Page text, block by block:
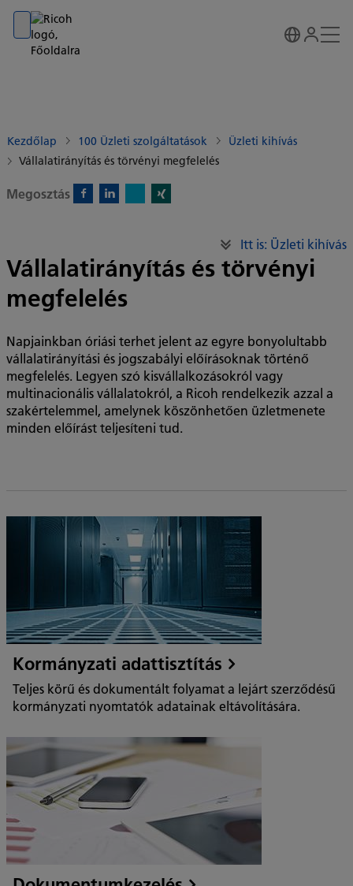
Go to banner
Go to content
Go to footer
Kezdőlap 100 Üzleti szolgáltatások
Üzleti kihívás
Vállalatirányítás és törvényi megfelelés
Megosztás
Itt is: Üzleti kihívás
Vállalatirányítás és törvényi
megfelelés
Napjainkban óriási terhet jelent az egyre bonyolultabb
vállalatirányítási és jogszabályi előírásoknak történő
megfelelés. Legyen szó kisvállalkozásokról vagy
multinacionális vállalatokról, a Ricoh rendelkezik azzal a
szakértelemmel, amelynek köszönhetően üzletmenete
minden előírást teljesíteni tud.
Kormányzati adattisztítás
Teljes körű és dokumentált folyamat a lejárt szerződésű
kormányzati nyomtatók adatainak eltávolítására.